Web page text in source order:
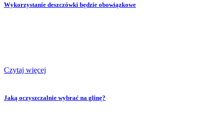
Wykorzystanie deszczówki będzie obowiązkowe
Czytaj więcej
Jaką oczyszczalnie wybrać na glinę?